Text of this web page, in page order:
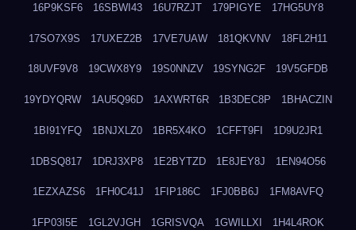
16P9KSF6 16SBWI43 16U7RZJT 179PIGYE 17HG5UY8
17SO7X9S 17UXEZ2B 17VE7UAW 181QKVNV 18FL2H11
18UVF9V8 19CWX8Y9 19S0NNZV 19SYNG2F 19V5GFDB
19YDYQRW 1AU5Q96D 1AXWRT6R 1B3DEC8P 1BHACZIN
1BI91YFQ 1BNJXLZ0 1BR5X4KO 1CFFT9FI 1D9U2JR1
1DBSQ817 1DRJ3XP8 1E2BYTZD 1E8JEY8J 1EN94O56
1EZXAZS6 1FH0C41J 1FIP186C 1FJ0BB6J 1FM8AVFQ
1FP03I5E 1GL2VJGH 1GRISVQA 1GWILLXI 1H4L4ROK